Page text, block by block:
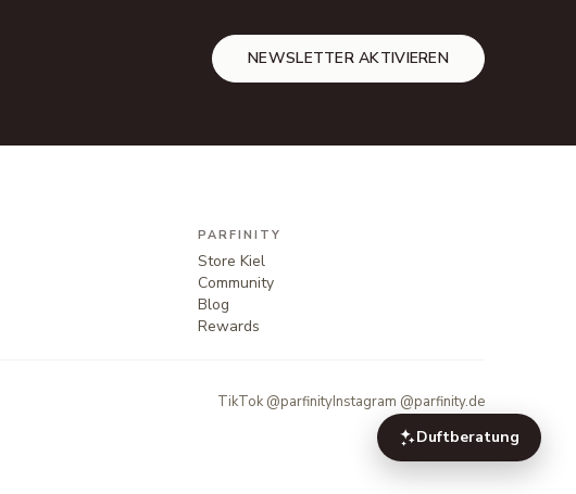
Duftberatung
NEWSLETTER AKTIVIEREN
PARFINITY
Store Kiel
Community
Blog
Rewards
TikTok @parfinityInstagram @parfinity.de